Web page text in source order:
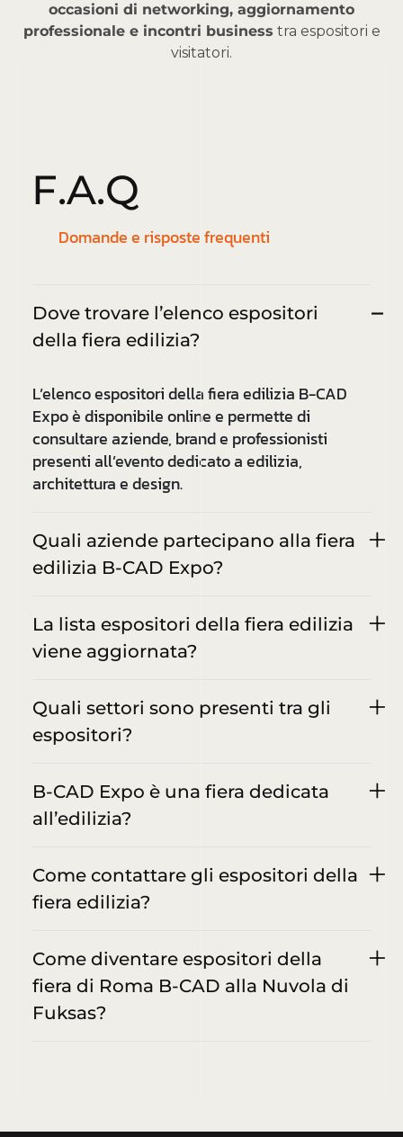
occasioni di networking, aggiornamento
professionale e incontri business tra espositori e
visitatori.
F.A.Q
Domande e risposte frequenti
Dove trovare l’elenco espositori
della fiera edilizia?
L’elenco espositori della fiera edilizia B-CAD
Expo è disponibile online e permette di
consultare aziende, brand e professionisti
presenti all’evento dedicato a edilizia,
architettura e design.
Quali aziende partecipano alla fiera
edilizia B-CAD Expo?
La lista espositori della fiera edilizia
viene aggiornata?
Quali settori sono presenti tra gli
espositori?
B-CAD Expo è una fiera dedicata
all’edilizia?
Come contattare gli espositori della
fiera edilizia?
Come diventare espositori della
fiera di Roma B-CAD alla Nuvola di
Fuksas?